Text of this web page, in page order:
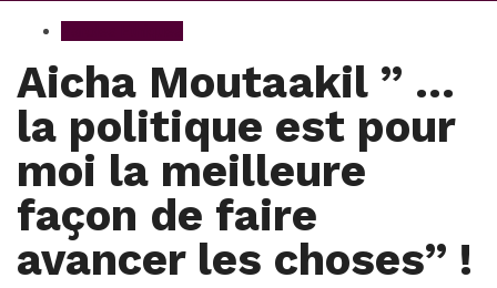
Aicha Moutaakil ” …
la politique est pour
moi la meilleure
façon de faire
avancer les choses” !